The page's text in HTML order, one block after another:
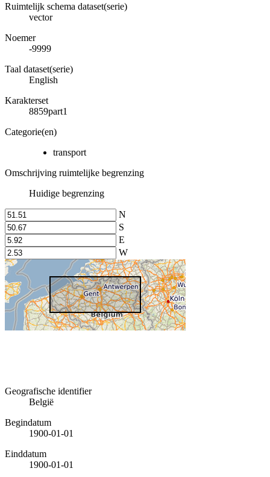
Ruimtelijk schema dataset(serie)
vector
Noemer
-9999
Taal dataset(serie)
English
Karakterset
8859part1
Categorie(en)
transport
Omschrijving ruimtelijke begrenzing
Huidige begrenzing
N
S
E
W
Geografische identifier
België
Begindatum
1900-01-01
Einddatum
1900-01-01